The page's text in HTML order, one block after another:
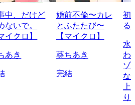
中、だけど
ないで。
イクロ】
あき
婚前不倫〜カレ
とふたたび〜
【マイクロ】
葵ちあき
完結
初
る
水
わ
ゾ
な
り